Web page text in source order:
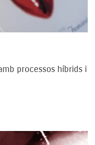
processos híbrids i